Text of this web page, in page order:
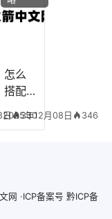
配，
凹凸
阵容
搭配
日 330
怎么
搭配
专家
学术
2025年12月08日 346
网 ·ICP备案号 黔ICP备